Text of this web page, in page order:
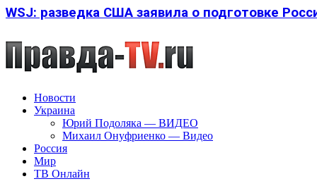
WSJ: разведка США заявила о подготовке
Новости
Украина
Юрий Подоляка — ВИДЕО
Михаил Онуфриенко — Видео
Россия
Мир
ТВ Онлайн